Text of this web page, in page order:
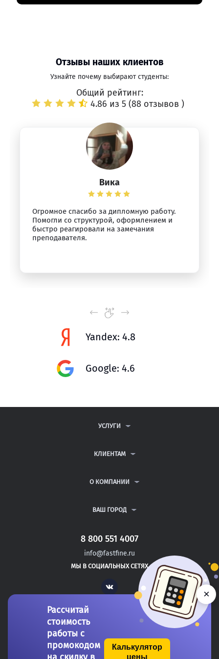
Отзывы наших клиентов
Узнайте почему выбирают студенты:
Общий рейтинг:
4.86 из 5 (88 отзывов )
Вика
Огромное спасибо за дипломную работу.
Помогли со структурой, оформлением и
быстро реагировали на замечания
преподавателя.
Yandex: 4.8
Google: 4.6
УСЛУГИ
ДИПЛОМНЫЕ РАБОТЫ
РЕФЕРАТЫ
КЛИЕНТАМ
ВОПРОСЫ И ОТВЕТЫ
ПОЛИТИКА КОНФИДЕНЦИАЛЬНОСТИ
О КОМПАНИИ
КОНТАКТЫ
ВАШ ГОРОД
САНКТ-ПЕТЕРБУРГ
УРЮПИНСК
САФОНОВО
8 800 551 4007
info@fastfine.ru
МЫ В СОЦИАЛЬНЫХ СЕТЯХ
Vk
Рассчитай
стоимость
работы с
промокодом
Калькулятор
цены
×